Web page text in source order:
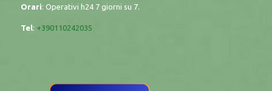
Orari: Operativi h24 7 giorni su 7.
Tel: +390110242035